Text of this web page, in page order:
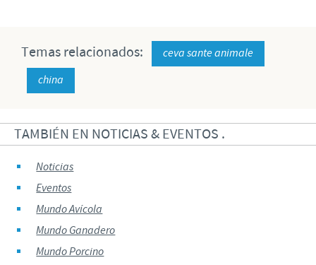
Temas relacionados:
ceva sante animale
china
TAMBIÉN EN NOTICIAS & EVENTOS .
Noticias
Eventos
Mundo Avícola
Mundo Ganadero
Mundo Porcino